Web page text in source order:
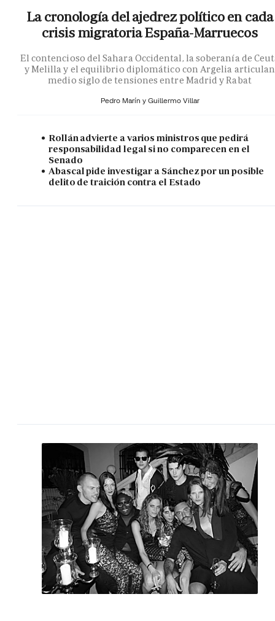
La cronología del ajedrez político en cada
crisis migratoria España-Marruecos
El contencioso del Sahara Occidental, la soberanía de
y Melilla y el equilibrio diplomático con Argelia articulan
medio siglo de tensiones entre Madrid y Rabat
Pedro Marín y Guillermo Villar
Rollán advierte a varios ministros que pedirá
responsabilidad legal si no comparecen en el
Senado
Abascal pide investigar a Sánchez por un posible
delito de traición contra el Estado